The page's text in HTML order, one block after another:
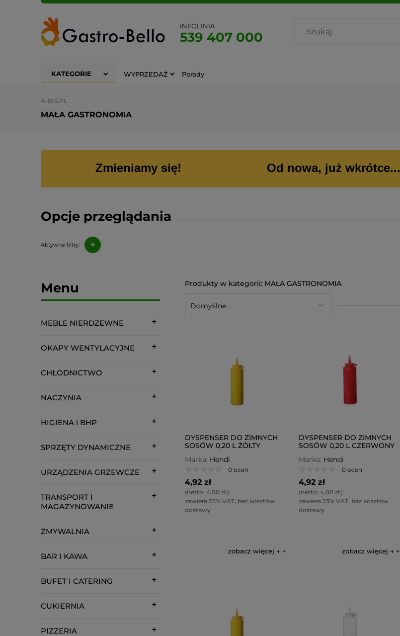
INFOLINIA
539 407 000
KATEGORIE WYPRZEDAŻ Porady
A-BIS.PL
MAŁA GASTRONOMIA
Zmieniamy się! Od nowa, już wkrótce...
Opcje przeglądania
Aktywne filtry: +
Menu
MEBLE NIERDZEWNE
OKAPY WENTYLACYJNE
CHŁODNICTWO
NACZYNIA
HIGIENA i BHP
SPRZĘTY DYNAMICZNE
URZĄDZENIA GRZEWCZE
TRANSPORT I
MAGAZYNOWANIE
ZMYWALNIA
BAR I KAWA
BUFET I CATERING
CUKIERNIA
PIZZERIA
MAŁA GASTRONOMIA
DYSPENSER DO ZIMNYCH
SOSÓW 0,20 L ŻÓŁTY
Marka: Hendi
0 ocen
4,92 zł
(netto: 4,00 zł)
zawiera 23% VAT, bez kosztów
dostawy
zobacz więcej →
DYSPENSER DO ZIMNYCH
SOSÓW 0,20 L CZERWONY
Marka: Hendi
0 ocen
4,92 zł
(netto: 4,00 zł)
zawiera 23% VAT, bez kosztów
dostawy
zobacz więcej →